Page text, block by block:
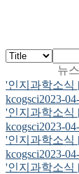
뉴
'인지과학소식
kcogsci2023-
'인지과학소식
kcogsci2023-
'인지과학소식
kcogsci2023-
'인지과학소식